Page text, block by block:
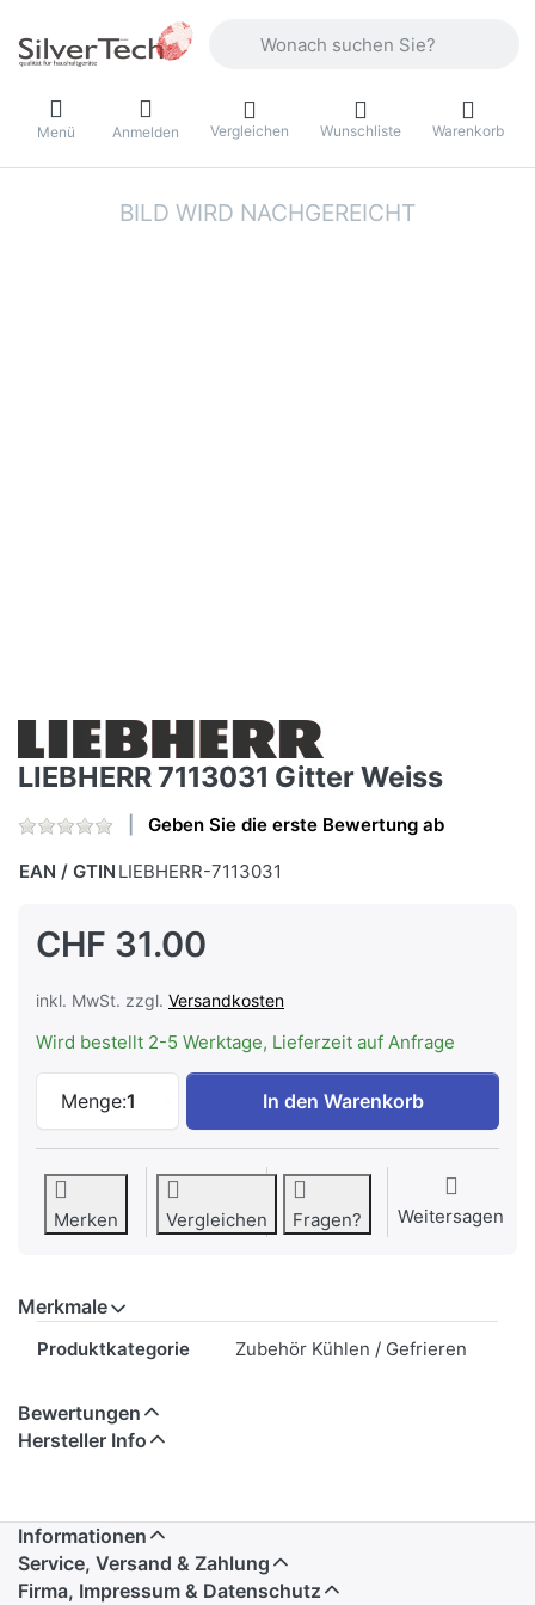
Menü Anmelden Vergleichen Wunschliste Warenkorb
LIEBHERR 7113031 Gitter Weiss
Geben Sie die erste Bewertung ab
EAN / GTIN LIEBHERR-7113031
CHF 31.00
inkl. MwSt. zzgl. Versandkosten
Wird bestellt 2-5 Werktage, Lieferzeit auf Anfrage
Menge:1
LIEBHERR 7113031 Gitter Weiss zu CHF
In den Warenkorb
Merken Vergleichen Fragen? Weitersagen
Merkmale
Produktkategorie Zubehör Kühlen / Gefrieren
Bewertungen
Hersteller Info
Informationen
Service, Versand & Zahlung
Firma, Impressum & Datenschutz